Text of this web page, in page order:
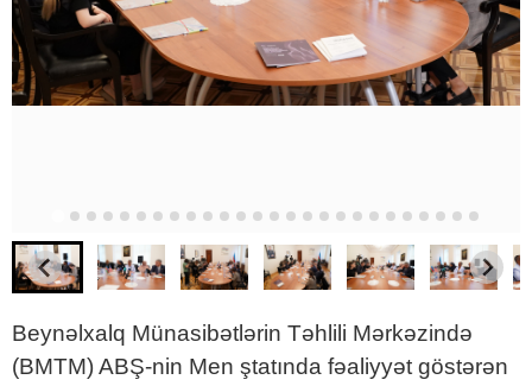
Beynəlxalq Münasibətlərin Təhlili Mərkəzində
(BMTM) ABŞ-nin Men ştatında fəaliyyət göstərən